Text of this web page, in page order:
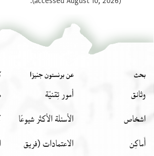
بحث
وثائق
اشخاص
أَماكِن
عن برنستون جنيزا
أمور تِقنيّة
الأسئلة الأكثر شيوعًا
الاعتمادات (فريق